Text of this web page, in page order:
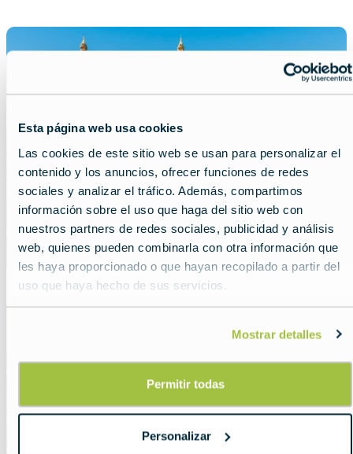
Esta página web usa cookies
Las cookies de este sitio web se usan para personalizar el
contenido y los anuncios, ofrecer funciones de redes
sociales y analizar el tráfico. Además, compartimos
información sobre el uso que haga del sitio web con
nuestros partners de redes sociales, publicidad y análisis
web, quienes pueden combinarla con otra información que
les haya proporcionado o que hayan recopilado a partir del
uso que haya hecho de sus servicios.
Mostrar detalles
Permitir todas
Personalizar
Featured
image
Featured